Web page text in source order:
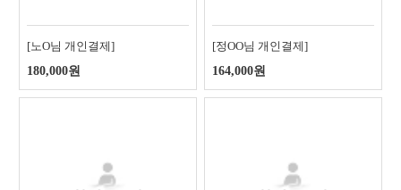
[노O님 개인결제]
180,000원
[정OO님 개인결제]
164,000원